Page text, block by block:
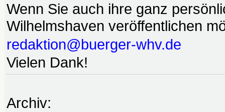
Wenn Sie auch ihre ganz
Wilhelmshaven veröffentlichen
redaktion@buerger-whv.de
Vielen Dank!
Archiv: